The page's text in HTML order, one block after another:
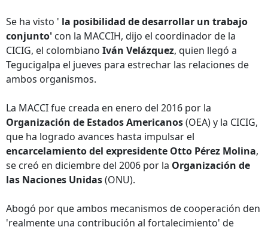
Se ha visto ' la posibilidad de desarrollar un trabajo
conjunto' con la MACCIH, dijo el coordinador de la
CICIG, el colombiano Iván Velázquez, quien llegó a
Tegucigalpa el jueves para estrechar las relaciones de
ambos organismos.
La MACCI fue creada en enero del 2016 por la
Organización de Estados Americanos(OEA) y la CICIG,
que ha logrado avances hasta impulsar el
encarcelamiento del expresidente Otto Pérez Molina,
se creó en diciembre del 2006 por la Organización de
las Naciones Unidas(ONU).
Abogó por que ambos mecanismos de cooperación den
'realmente una contribución al fortalecimiento' de